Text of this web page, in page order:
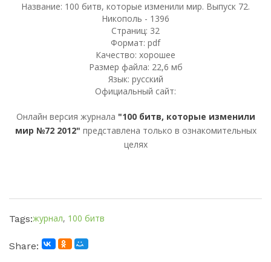
Название: 100 битв, которые изменили мир. Выпуск 72.
Никополь - 1396
Страниц: 32
Формат: pdf
Качество: хорошее
Размер файла: 22,6 мб
Язык: русский
Официальный сайт:
Онлайн версия журнала "100 битв, которые изменили
мир №72 2012" представлена только в ознакомительных
целях
Tags:журнал, 100 битв
Share: